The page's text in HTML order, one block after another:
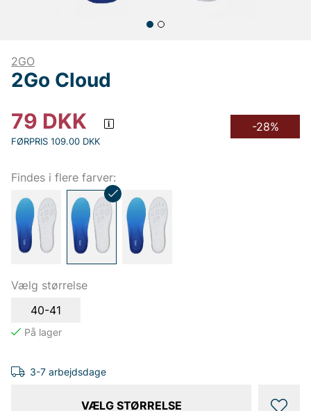
2GO
2Go Cloud
79 DKK
FØRPRIS 109.00 DKK
-28%
Findes i flere farver:
Vælg størrelse
40-41
3-7 arbejdsdage
VÆLG STØRRELSE